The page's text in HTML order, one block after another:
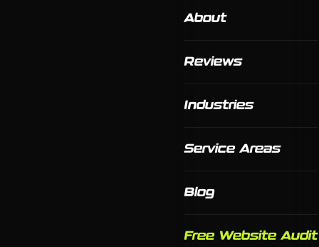
About
Reviews
Industries
Service Areas
Blog
Free Website Audit